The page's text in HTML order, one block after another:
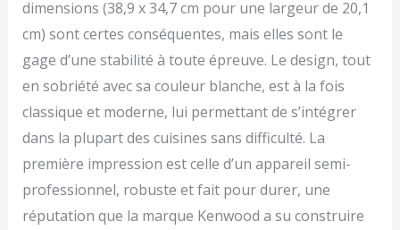
Equipé d'un fouet, d'un
crochet pétrisseur et du
batteur K
dimensions (38,9 x 34,7 cm pour une largeur de 20,1
cm) sont certes conséquentes, mais elles sont le
gage d’une stabilité à toute épreuve. Le design, tout
en sobriété avec sa couleur blanche, est à la fois
classique et moderne, lui permettant de s’intégrer
dans la plupart des cuisines sans difficulté. La
première impression est celle d’un appareil semi-
professionnel, robuste et fait pour durer, une
réputation que la marque Kenwood a su construire